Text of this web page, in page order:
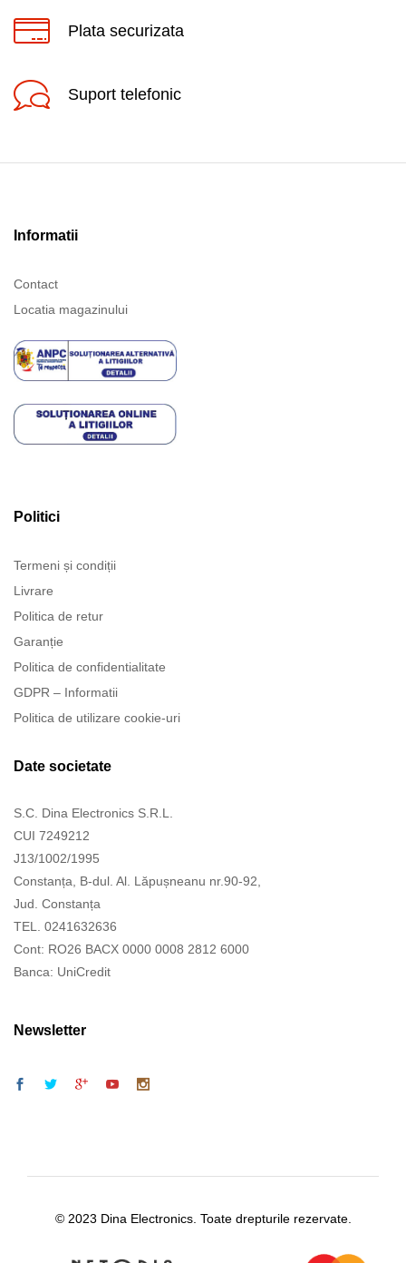
Plata securizata
Suport telefonic
Informatii
Contact
Locatia magazinului
Politici
Termeni și condiții
Livrare
Politica de retur
Garanție
Politica de confidentialitate
GDPR – Informatii
Politica de utilizare cookie-uri
Date societate
S.C. Dina Electronics S.R.L.
CUI 7249212
J13/1002/1995
Constanța, B-dul. Al. Lăpușneanu nr.90-92,
Jud. Constanța
TEL. 0241632636
Cont: RO26 BACX 0000 0008 2812 6000
Banca: UniCredit
Newsletter
© 2023 Dina Electronics. Toate drepturile rezervate.